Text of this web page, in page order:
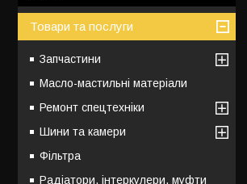
Товари та послуги
Запчастини
Масло-мастильні матеріали
Ремонт спецтехніки
Шини та камери
Фільтра
Радіатори, інтеркулери, муфти